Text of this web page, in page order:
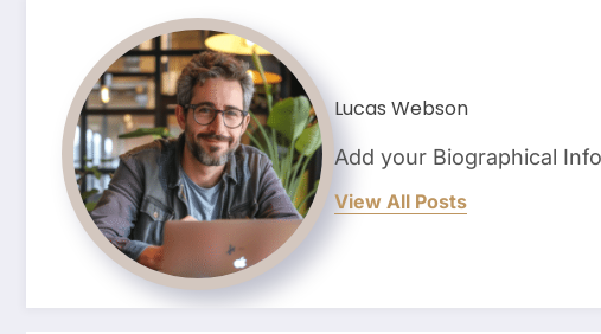
Lucas Webson
Add your Biographical
View All Posts